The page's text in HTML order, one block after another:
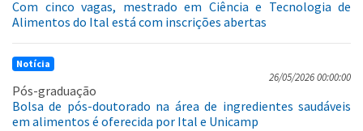
Com cinco vagas, mestrado em Ciência e Tecnologia de
Alimentos do Ital está com inscrições abertas
Notícia
26/05/2026 00:00:00
Pós-graduação
Bolsa de pós-doutorado na área de ingredientes saudáveis
em alimentos é oferecida por Ital e Unicamp